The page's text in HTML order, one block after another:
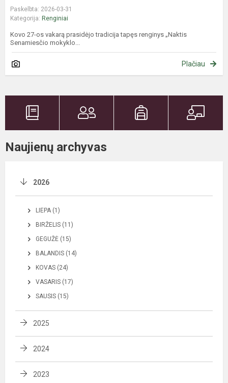
Paskelbta: 2026-03-31
Kategorija: Renginiai
Kovo 27-os vakarą prasidėjo tradicija tapęs renginys „Naktis
Senamiesčio mokyklo...
Plačiau
Naujienų archyvas
2026
LIEPA (1)
BIRŽELIS (11)
GEGUŽĖ (15)
BALANDIS (14)
KOVAS (24)
VASARIS (17)
SAUSIS (15)
2025
2024
2023